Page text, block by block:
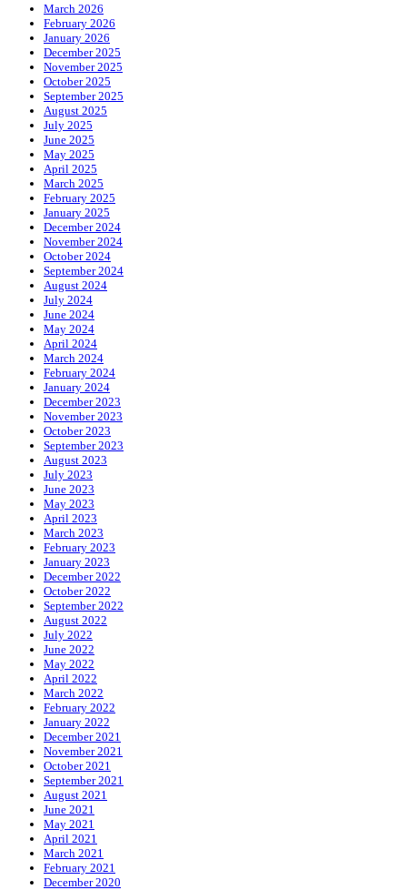
March 2026
February 2026
January 2026
December 2025
November 2025
October 2025
September 2025
August 2025
July 2025
June 2025
May 2025
April 2025
March 2025
February 2025
January 2025
December 2024
November 2024
October 2024
September 2024
August 2024
July 2024
June 2024
May 2024
April 2024
March 2024
February 2024
January 2024
December 2023
November 2023
October 2023
September 2023
August 2023
July 2023
June 2023
May 2023
April 2023
March 2023
February 2023
January 2023
December 2022
October 2022
September 2022
August 2022
July 2022
June 2022
May 2022
April 2022
March 2022
February 2022
January 2022
December 2021
November 2021
October 2021
September 2021
August 2021
June 2021
May 2021
April 2021
March 2021
February 2021
December 2020